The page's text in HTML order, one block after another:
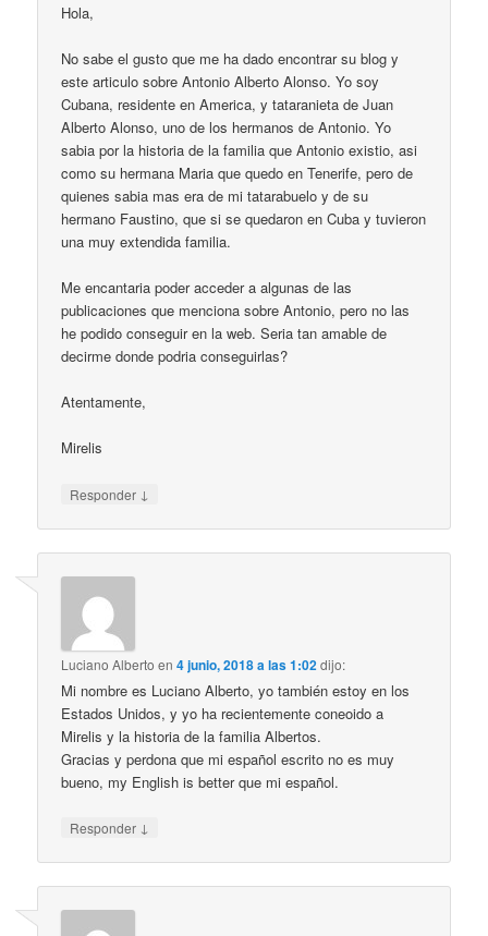
Hola,
No sabe el gusto que me ha dado encontrar su blog y
este articulo sobre Antonio Alberto Alonso. Yo soy
Cubana, residente en America, y tataranieta de Juan
Alberto Alonso, uno de los hermanos de Antonio. Yo
sabia por la historia de la familia que Antonio existio, asi
como su hermana Maria que quedo en Tenerife, pero de
quienes sabia mas era de mi tatarabuelo y de su
hermano Faustino, que si se quedaron en Cuba y tuvieron
una muy extendida familia.
Me encantaria poder acceder a algunas de las
publicaciones que menciona sobre Antonio, pero no las
he podido conseguir en la web. Seria tan amable de
decirme donde podria conseguirlas?
Atentamente,
Mirelis
Responder ↓
Luciano Alberto en4 junio, 2018 a las 1:02dijo:
Mi nombre es Luciano Alberto, yo también estoy en los
Estados Unidos, y yo ha recientemente coneoido a
Mirelis y la historia de la familia Albertos.
Gracias y perdona que mi español escrito no es muy
bueno, my English is better que mi español.
Responder ↓